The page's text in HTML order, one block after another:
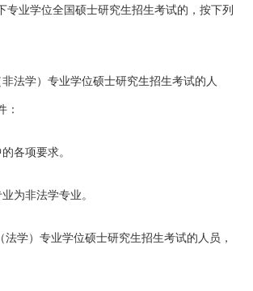
专业学位全国硕士研究生招生考试的，按下列
法学）专业学位硕士研究生招生考试的人
：
各项要求。
为非法学专业。
学）专业学位硕士研究生招生考试的人员，